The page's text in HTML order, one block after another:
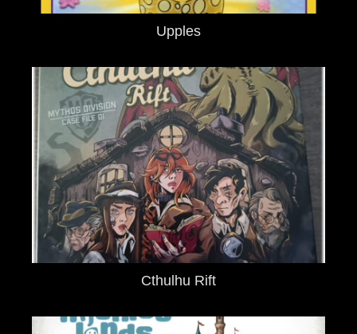
Upples
Cthulhu Rift